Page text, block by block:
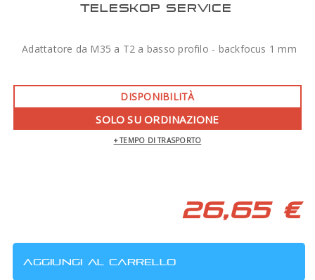
TELESKOP SERVICE
Adattatore da M35 a T2 a basso profilo - backfocus 1 mm
DISPONIBILITÀ
SOLO SU ORDINAZIONE
+ TEMPO DI TRASPORTO
26,65 €